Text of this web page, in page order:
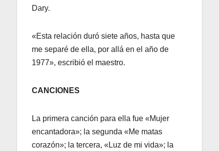
Dary.
«Esta relación duró siete años, hasta que
me separé de ella, por allá en el año de
1977», escribió el maestro.
CANCIONES
La primera canción para ella fue «Mujer
encantadora»; la segunda «Me matas
corazón»; la tercera, «Luz de mi vida»; la